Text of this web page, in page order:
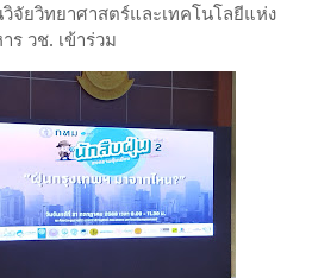
จัยวิทยาศาสตร์และเทคโนโลยีแห่ง
ร วช. เข้าร่วม